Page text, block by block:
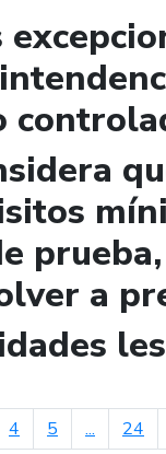
a
4 5 ... 24